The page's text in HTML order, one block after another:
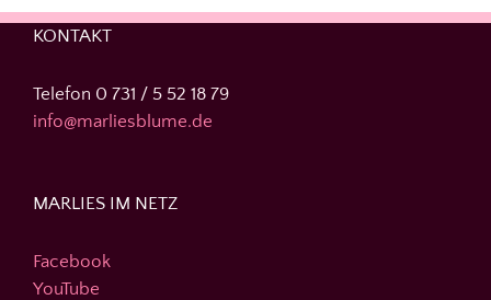
KONTAKT
Telefon 0 731 / 5 52 18 79
info@marliesblume.de
MARLIES IM NETZ
Facebook
YouTube